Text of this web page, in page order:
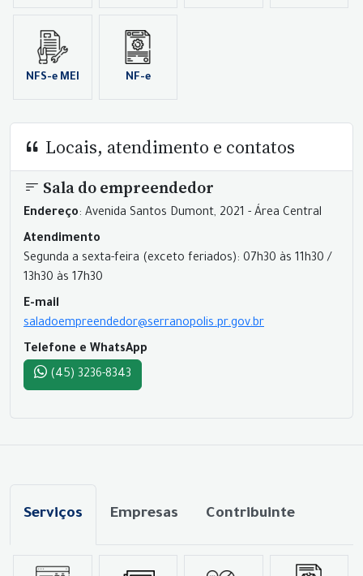
NFS-e MEI NF-e
Locais, atendimento e contatos
Sala do empreendedor
Endereço: Avenida Santos Dumont, 2021 - Área Central
Atendimento
Segunda a sexta-feira (exceto feriados): 07h30 às 11h30 /
13h30 às 17h30
E-mail
saladoempreendedor@serranopolis.pr.gov.br
Telefone e WhatsApp
(45) 3236-8343
Serviços Empresas Contribuinte